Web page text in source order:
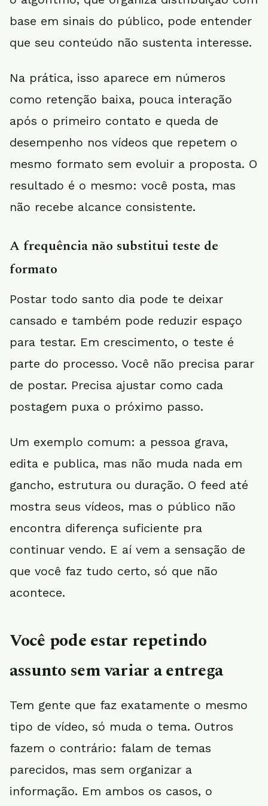
base em sinais do público, pode entender
que seu conteúdo não sustenta interesse.
Na prática, isso aparece em números
como retenção baixa, pouca interação
após o primeiro contato e queda de
desempenho nos vídeos que repetem o
mesmo formato sem evoluir a proposta. O
resultado é o mesmo: você posta, mas
não recebe alcance consistente.
A frequência não substitui teste de
formato
Postar todo santo dia pode te deixar
cansado e também pode reduzir espaço
para testar. Em crescimento, o teste é
parte do processo. Você não precisa parar
de postar. Precisa ajustar como cada
postagem puxa o próximo passo.
Um exemplo comum: a pessoa grava,
edita e publica, mas não muda nada em
gancho, estrutura ou duração. O feed até
mostra seus vídeos, mas o público não
encontra diferença suficiente pra
continuar vendo. E aí vem a sensação de
que você faz tudo certo, só que não
acontece.
Você pode estar repetindo
assunto sem variar a entrega
Tem gente que faz exatamente o mesmo
tipo de vídeo, só muda o tema. Outros
fazem o contrário: falam de temas
parecidos, mas sem organizar a
informação. Em ambos os casos, o